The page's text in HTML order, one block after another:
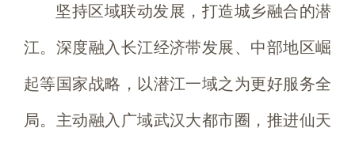
坚持区域联动发展，打造城乡融合的潜
江。深度融入长江经济带发展、中部地区崛
起等国家战略，以潜江一域之为更好服务全
局。主动融入广域武汉大都市圈，推进仙天